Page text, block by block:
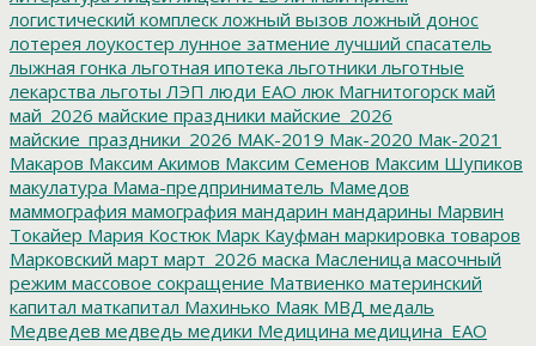
логистический комплеск ложный вызов ложный донос
лотерея лоукостер лунное затмение лучший спасатель
лыжная гонка льготная ипотека льготники льготные
лекарства льготы ЛЭП люди ЕАО люк Магнитогорск май
май_2026 майские праздники майские_2026
майские_праздники_2026 МАК-2019 Мак-2020 Мак-2021
Макаров Максим Акимов Максим Семенов Максим Шупиков
макулатура Мама-предприниматель Мамедов
маммография мамография мандарин мандарины Марвин
Токайер Мария Костюк Марк Кауфман маркировка товаров
Марковский март март_2026 маска Масленица масочный
режим массовое сокращение Матвиенко материнский
капитал маткапитал Махинько Маяк МВД медаль
Медведев медведь медики Медицина медицина_ЕАО